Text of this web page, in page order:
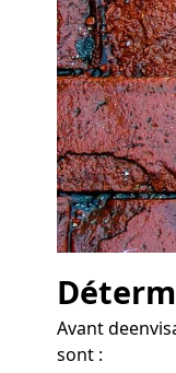
Avant
sont :